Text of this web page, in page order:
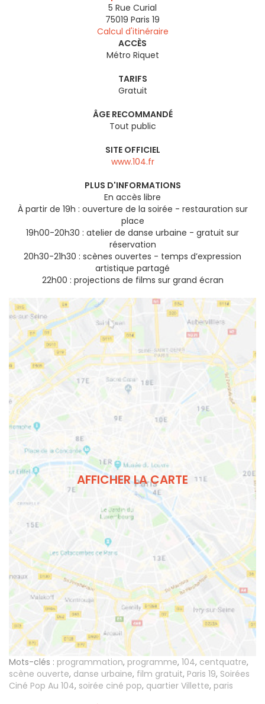
5 Rue Curial
75019 Paris 19
Calcul d'itinéraire
ACCÈS
Métro Riquet
TARIFS
Gratuit
ÂGE RECOMMANDÉ
Tout public
SITE OFFICIEL
www.104.fr
PLUS D'INFORMATIONS
En accès libre
À partir de 19h : ouverture de la soirée - restauration sur
place
19h00-20h30 : atelier de danse urbaine - gratuit sur
réservation
20h30-21h30 : scènes ouvertes - temps d’expression
artistique partagé
22h00 : projections de films sur grand écran
AFFICHER LA CARTE
Mots-clés : programmation, programme, 104, centquatre,
scène ouverte, danse urbaine, film gratuit, Paris 19, Soirées
Ciné Pop Au 104, soirée ciné pop, quartier Villette, paris